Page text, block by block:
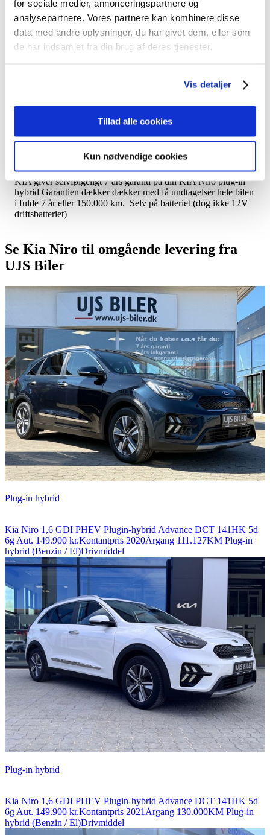
for sociale medier, annonceringspartnere og
analysepartnere. Vores partnere kan kombinere disse
data med andre oplysninger, du har givet dem, eller som
de har indsamlet fra din brug af deres tjenester.
Vis detaljer
Tillad alle cookies
Kun nødvendige cookies
Syv års garanti på din KIA Niro plug-
KIA giver selvfølgeligt 7 års garanti på din KIA Niro plug-in
hybrid Garantien dækker dækker med få undtagelser hele bilen
i fulde 7 år eller 150.000 km. Selv på batteriet (dog ikke 12V
driftsbatteriet)
Se Kia Niro til omgående levering fra
UJS Biler
Plug-in hybrid
Kia Niro 1,6 GDI PHEV Plugin-hybrid Advance DCT 141HK 5d
6g Aut. 149.900 kr.Kontantpris 2020Årgang 111.127KM Plug-in
hybrid (Benzin / El)Drivmiddel
Plug-in hybrid
Kia Niro 1,6 GDI PHEV Plugin-hybrid Advance DCT 141HK 5d
6g Aut. 149.900 kr.Kontantpris 2021 Årgang 130.000KM Plug-in
hybrid (Benzin / El)Drivmiddel